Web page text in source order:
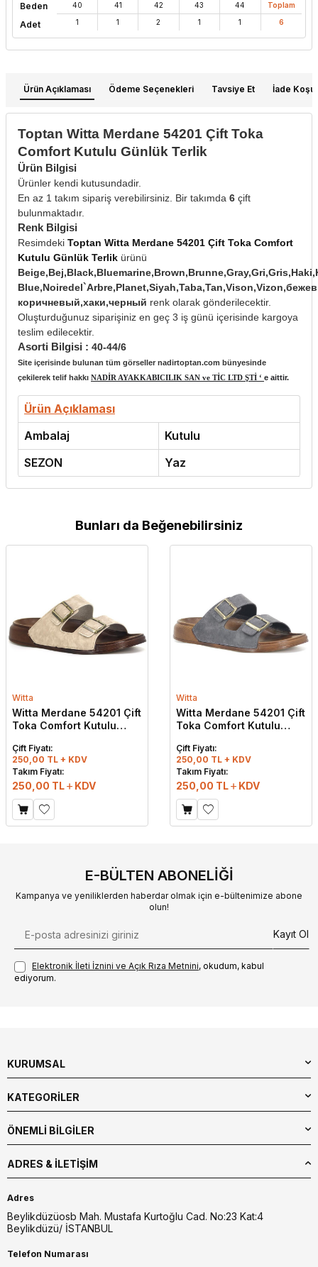
Beden
Adet
40
1
41
1
42
2
43
1
44
1
Toplam
6
Ürün Açıklaması Ödeme Seçenekleri Tavsiye Et İade
Toptan Witta Merdane 54201 Çift Toka
Comfort Kutulu Günlük Terlik
Ürün Bilgisi
Ürünler kendi kutusundadir.
En az 1 takım sipariş verebilirsiniz. Bir takımda 6 çift
bulunmaktadır.
Renk Bilgisi
Resimdeki Toptan Witta Merdane 54201 Çift Toka Comfort
Kutulu Günlük Terlik ürünü
коричневый,хаки,черный renk olarak gönderilecektir.
Oluşturduğunuz siparişiniz en geç 3 iş günü içerisinde kargoya
teslim edilecektir.
Asorti Bilgisi : 40-44/6
Site içerisinde bulunan tüm görseller nadirtoptan.com bünyesinde
çekilerek telif hakkı NADİR AYAKKABICILIK SAN ve TİC LTD ŞTİ ‘ e aittir.
Ürün Açıklaması
Ambalaj
Kutulu
SEZON
Yaz
Bunları da Beğenebilirsiniz
Witta
Witta Merdane 54201 Çift
Toka Comfort Kutulu
Çift Fiyatı:
250,00 TL + KDV
Takım Fiyatı:
250,00 TL KDV
Witta
Witta Merdane 54201 Çift
Toka Comfort Kutulu
Çift Fiyatı:
250,00 TL + KDV
Takım Fiyatı:
250,00 TL KDV
E-BÜLTEN ABONELIĞI
Kampanya ve yeniliklerden haberdar olmak için e-bültenimize abone
olun!
Kayıt Ol
Elektronik İleti İzni‌ni ve Açık Rıza Metni‌ni, okudum, kabul
ediyorum.
KURUMSAL
KATEGORİLER
ÖNEMLİ BİLGİLER
ADRES & İLETIŞIM
Adres
Beylikdüzüosb Mah. Mustafa Kurtoğlu Cad. No:23 Kat:4
Beylikdüzü/ İSTANBUL
Telefon Numarası